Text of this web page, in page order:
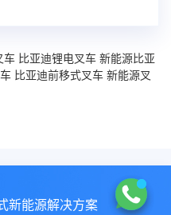
车 比亚迪锂电叉车 新能源比亚
比亚迪前移式叉车 新能源叉
新能源解决方案